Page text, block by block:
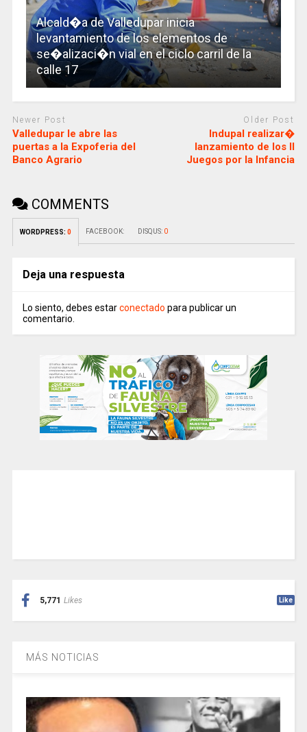
Alcald�a de Valledupar inicia
levantamiento de los elementos de
se�alizaci�n vial en el ciclo carril de la
calle 17
Newer Post
Valledupar le abre las
puertas a la Expoferia del
Banco Agrario
Older Post
Indupal realizar�
lanzamiento de los II
Juegos por la Infancia
COMMENTS
WORDPRESS: 0 FACEBOOK: DISQUS: 0
Deja una respuesta
Lo siento, debes estarconectado para publicar un
comentario.
5,771 Likes Like
MÁS NOTICIAS